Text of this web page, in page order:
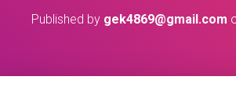
Published by gek4869@gmail.com